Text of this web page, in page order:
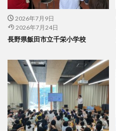
2026年7月9日
2026年7月24日
長野県飯田市立千栄小学校